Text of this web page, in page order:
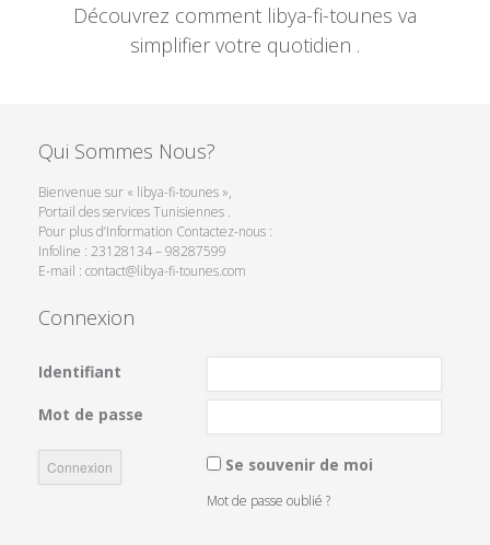
Découvrez comment libya-fi-tounes va
simplifier votre quotidien .
Qui Sommes Nous?
Bienvenue sur « libya-fi-tounes »,
Portail des services Tunisiennes .
Pour plus d’Information Contactez-nous :
Infoline : 23128134 – 98287599
E-mail : contact@libya-fi-tounes.com
Connexion
Identifiant
Mot de passe
Se souvenir de moi
Mot de passe oublié ?